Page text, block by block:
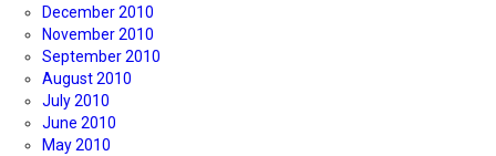
December 2010
November 2010
September 2010
August 2010
July 2010
June 2010
May 2010